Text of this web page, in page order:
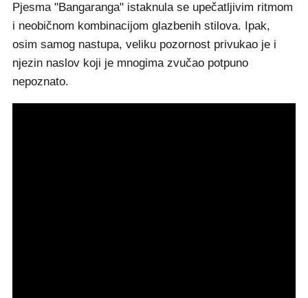
Pjesma "Bangaranga" istaknula se upečatljivim ritmom
i neobičnom kombinacijom glazbenih stilova. Ipak,
osim samog nastupa, veliku pozornost privukao je i
njezin naslov koji je mnogima zvučao potpuno
nepoznato.